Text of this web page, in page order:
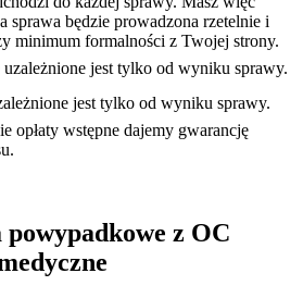
sprawa będzie prowadzona rzetelnie i
minimum formalności z Twojej strony.
jest tylko od wyniku sprawy.
opłaty wstępne dajemy gwarancję
powypadkowe z OC